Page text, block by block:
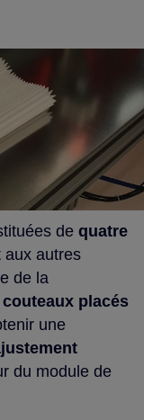
de quatre
autres
de la
couteaux placés
une
du module de